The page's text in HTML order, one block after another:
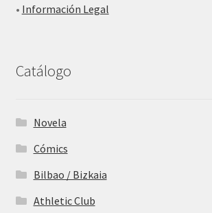
• Información Legal
Catálogo
Novela
Cómics
Bilbao / Bizkaia
Athletic Club